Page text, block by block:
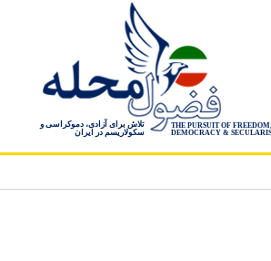
THE PURSUIT OF FREEDOM,
DEMOCRACY &
تلاش برای آزادی، دموکراسی و
سکولاریسم در ایران